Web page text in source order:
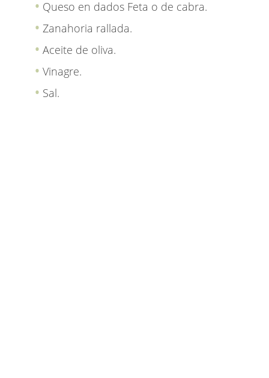
Queso en dados Feta o de cabra.
Zanahoria rallada.
Aceite de oliva.
Vinagre.
Sal.